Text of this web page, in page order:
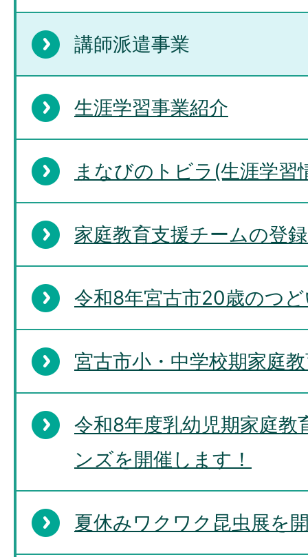
講師派遣事業
生涯学習事業紹介
まなびのトビラ(生涯学習
家庭教育支援チームの登
令和8年宮古市20歳のつ
宮古市小・中学校期家庭
令和8年度乳幼児期家庭教
ンズを開催します！
夏休みワクワク昆虫展を